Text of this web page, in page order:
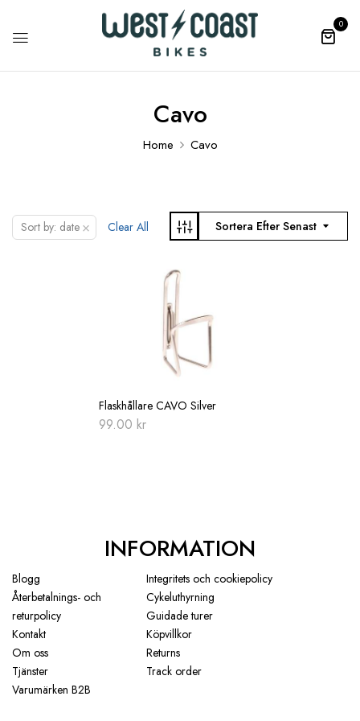
0
Cavo
Home Cavo
Sort by: date × Clear All Sortera Efter Senast
Flaskhållare CAVO Silver
99.00 kr
INFORMATION
Blogg
Integritets och cookiepolicy
Återbetalnings- och
returpolicy
Cykeluthyrning
Guidade turer
Kontakt
Köpvillkor
Om oss
Returns
Tjänster
Track order
Varumärken B2B